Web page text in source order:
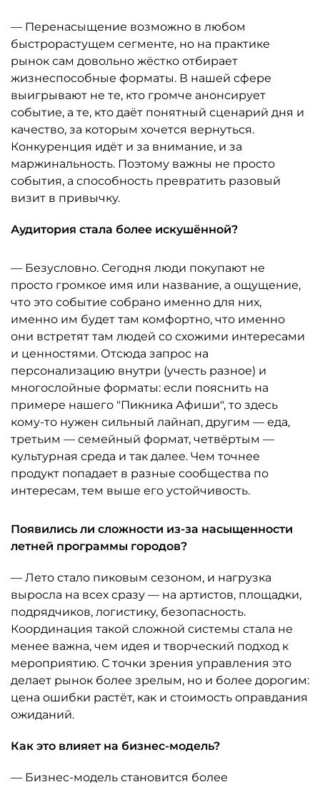
— Перенасыщение возможно в любом
быстрорастущем сегменте, но на практике
рынок сам довольно жёстко отбирает
жизнеспособные форматы. В нашей сфере
выигрывают не те, кто громче анонсирует
событие, а те, кто даёт понятный сценарий дня и
качество, за которым хочется вернуться.
Конкуренция идёт и за внимание, и за
маржинальность. Поэтому важны не просто
события, а способность превратить разовый
визит в привычку.
Аудитория стала более искушённой?
— Безусловно. Сегодня люди покупают не
просто громкое имя или название, а ощущение,
что это событие собрано именно для них,
именно им будет там комфортно, что именно
они встретят там людей со схожими интересами
и ценностями. Отсюда запрос на
персонализацию внутри (учесть разное) и
многослойные форматы: если пояснить на
примере нашего "Пикника Афиши", то здесь
кому-то нужен сильный лайнап, другим — еда,
третьим — семейный формат, четвёртым —
культурная среда и так далее. Чем точнее
продукт попадает в разные сообщества по
интересам, тем выше его устойчивость.
Появились ли сложности из-за насыщенности
летней программы городов?
— Лето стало пиковым сезоном, и нагрузка
выросла на всех сразу — на артистов, площадки,
подрядчиков, логистику, безопасность.
Координация такой сложной системы стала не
менее важна, чем идея и творческий подход к
мероприятию. С точки зрения управления это
делает рынок более зрелым, но и более дорогим:
цена ошибки растёт, как и стоимость оправдания
ожиданий.
Как это влияет на бизнес-модель?
— Бизнес-модель становится более